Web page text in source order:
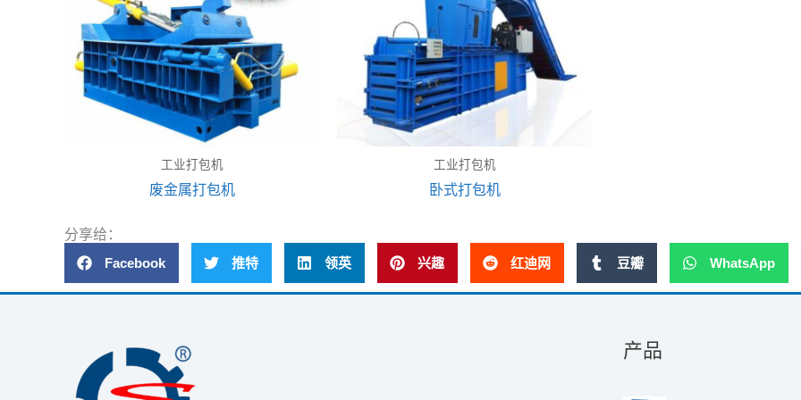
工业打包机
废金属打包机
工业打包机
卧式打包机
分享给：
Facebook
推特 领英 兴趣 红迪网 豆瓣 WhatsApp
产品